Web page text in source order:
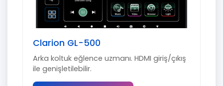
Clarion GL-500
Arka koltuk eğlence uzmanı. HDMI giriş/çıkış
ile genişletilebilir.